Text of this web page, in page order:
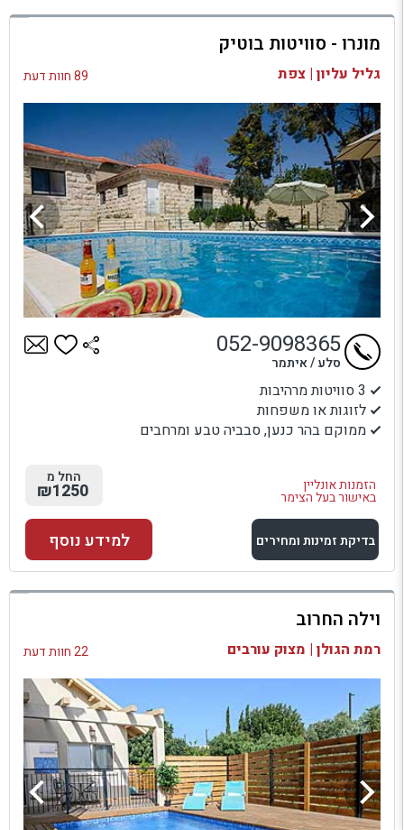
למתחם זה
בדיקת זמינות ומחירים
מונרו - סוויטות בוטיק
גליל עליון | צפת 89 חוות דעת
3 סוויטות מרהיבות
לזוגות או משפחות
ממוקם בהר כנען, סבביה טבע ומרחבים
הזמנות אונליין
באישור בעל הצימר
052-9098365
סלע / איתמר
החל מ
₪1250
בדיקת זמינות ומחירים
למתחם זה
בדיקת זמינות ומחירים
למידע נוסף
וילה החרוב
רמת הגולן | מצוק עורבים 22 חוות דעת